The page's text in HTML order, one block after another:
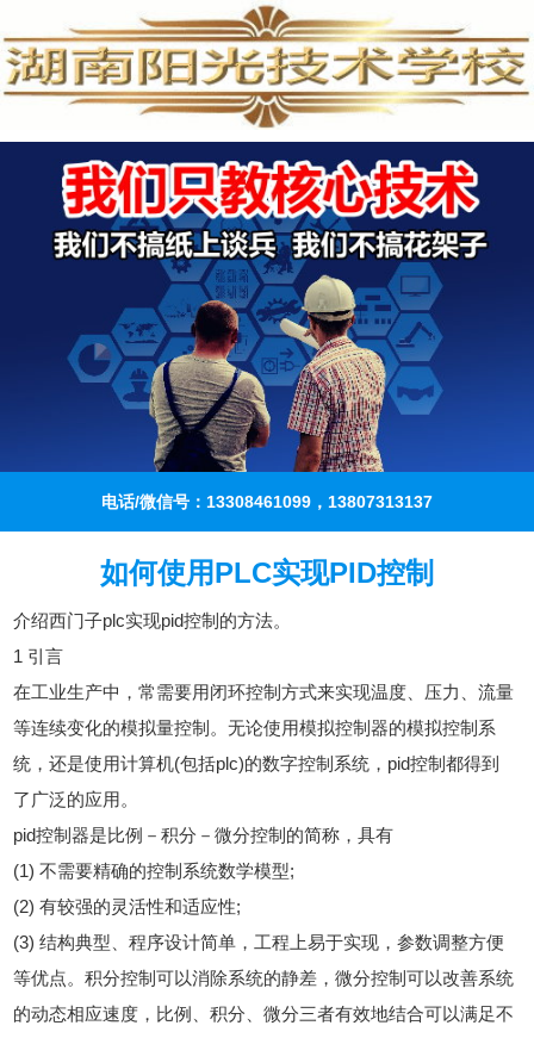
电话/微信号：13308461099，13807313137
如何使用PLC实现PID控制
介绍西门子plc实现pid控制的方法。
1 引言
在工业生产中，常需要用闭环控制方式来实现温度、压力、流量
等连续变化的模拟量控制。无论使用模拟控制器的模拟控制系
统，还是使用计算机(包括plc)的数字控制系统，pid控制都得到
了广泛的应用。
pid控制器是比例－积分－微分控制的简称，具有
(1) 不需要精确的控制系统数学模型;
(2) 有较强的灵活性和适应性;
(3) 结构典型、程序设计简单，工程上易于实现，参数调整方便
等优点。积分控制可以消除系统的静差，微分控制可以改善系统
的动态相应速度，比例、积分、微分三者有效地结合可以满足不